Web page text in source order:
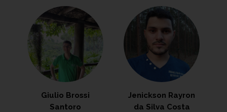
Giulio Brossi
Santoro
Jenickson Rayron
da Silva Costa